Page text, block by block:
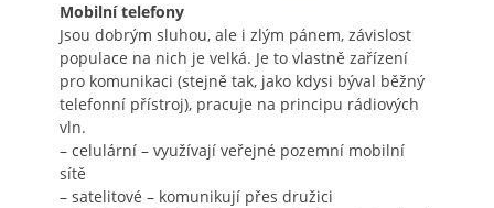
Mobilní telefony
Jsou dobrým sluhou, ale i zlým pánem, závislost
populace na nich je velká. Je to vlastně zařízení
pro komunikaci (stejně tak, jako kdysi býval běžný
telefonní přístroj), pracuje na principu rádiových
vln.
– celulární – využívají veřejné pozemní mobilní
sítě
– satelitové – komunikují přes družici